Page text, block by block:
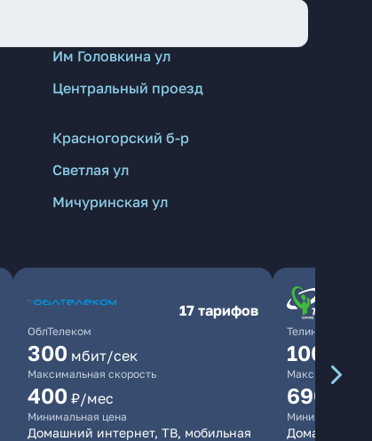
Им Головкина ул
Центральный проезд
Красногорский б-р
Светлая ул
Мичуринская ул
ОблТелеком
17 тарифов
300 мбит/сек
Максимальная скорость
400 ₽/мес
Минимальная цена
Домашний интернет, ТВ, мобильная
ТелинКом
1000
Максимальная
690
Минимальная
Домашний